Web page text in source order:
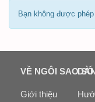
Bạn không được
VỀ NGÔI SAO SỐ
Giới thiệu